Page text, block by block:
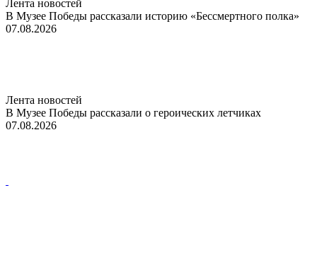
Лента новостей
В Музее Победы рассказали историю «Бессмертного полка»
07.08.2026
Лента новостей
В Музее Победы рассказали о героических летчиках
07.08.2026